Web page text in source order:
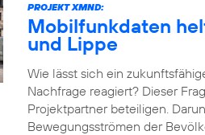
PROJEKT XMND:
Mobilfunkdaten
und Lippe
Wie lässt sich ein
Nachfrage reagiert? Dieser
Projektpartner beteiligen.
Bewegungsströmen der